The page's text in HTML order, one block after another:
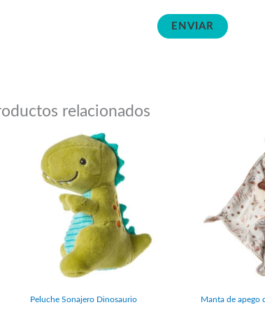
relacionados
Peluche Sonajero Dinosaurio Manta de apego